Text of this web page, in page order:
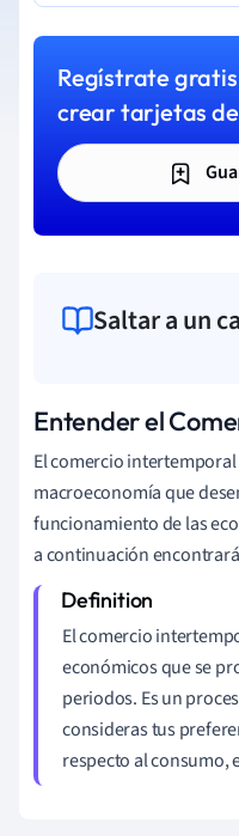
Regístrate
crear tarjetas
Saltar a un
Entender el
El comercio
macroeconomía que
funcionamiento de las
a continuación
El comercio
económicos que se
periodos. Es un
consideras tus
respecto al consumo,